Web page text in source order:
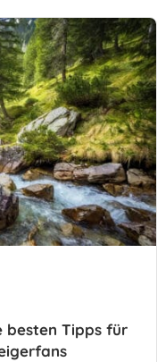
besten Tipps für